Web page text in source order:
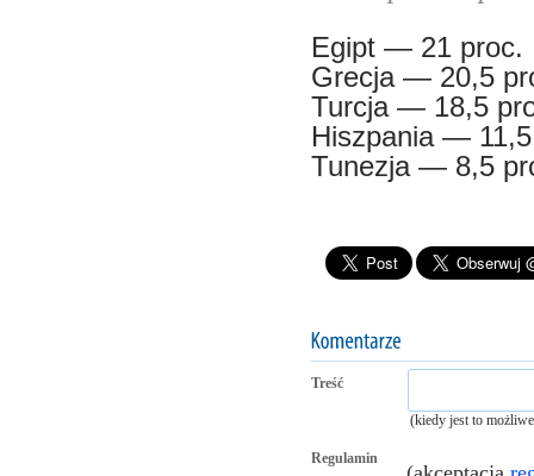
Egipt — 21 proc.
Grecja — 20,5
Turcja — 18,5
Hiszpania —
Tunezja — 8,5
Treść
(kiedy jest to
Regulamin